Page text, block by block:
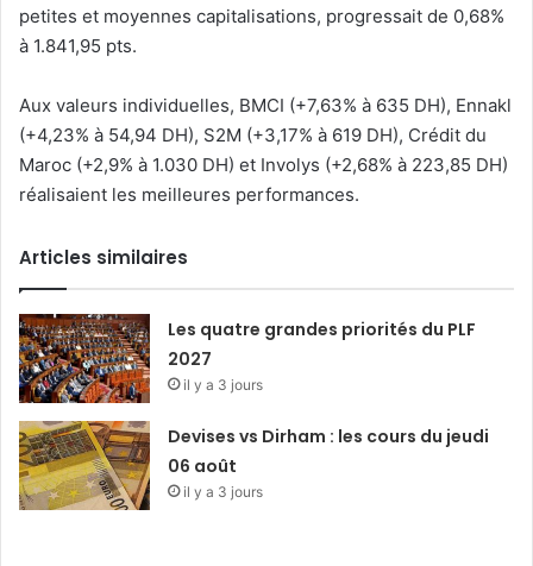
petites et moyennes capitalisations, progressait de 0,68%
à 1.841,95 pts.
Aux valeurs individuelles, BMCI (+7,63% à 635 DH), Ennakl
(+4,23% à 54,94 DH), S2M (+3,17% à 619 DH), Crédit du
Maroc (+2,9% à 1.030 DH) et Involys (+2,68% à 223,85 DH)
réalisaient les meilleures performances.
Articles similaires
Les quatre grandes priorités du PLF
2027
il y a 3 jours
Devises vs Dirham : les cours du jeudi
06 août
il y a 3 jours